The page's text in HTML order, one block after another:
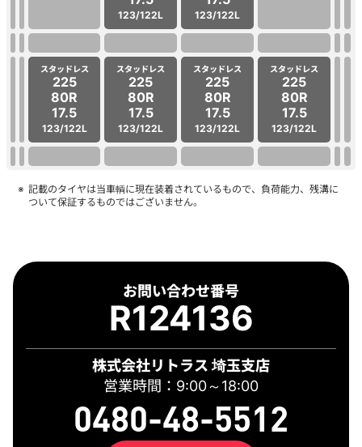
お問い合わせ番号
R124136
株式会社リトラス 埼玉支店
営業時間：9:00～18:00
0480-48-5512
123/122L 123/122L
スタッドレス
225
80R
17.5
123/122L
スタッドレス
225
80R
17.5
123/122L
スタッドレス
225
80R
17.5
123/122L
スタッドレス
225
80R
17.5
123/122L
記載のタイヤは当車輌に現在装着されているもので、負荷能力、残溝に
ついて保証するものではございません。